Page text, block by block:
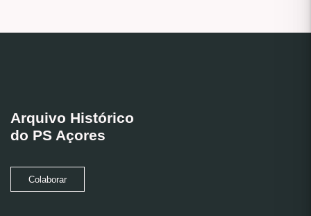
Arquivo Histórico
do PS Açores
Colaborar